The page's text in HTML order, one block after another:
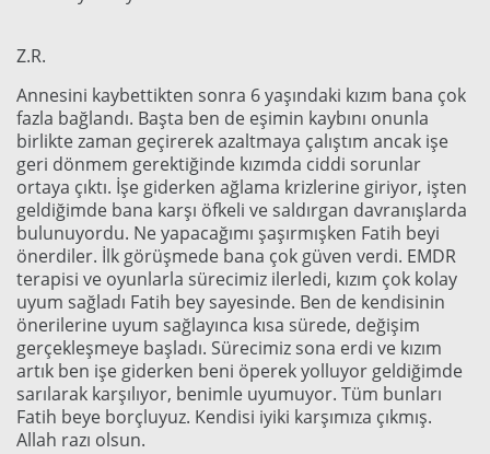
Z.R.
Annesini kaybettikten sonra 6 yaşındaki kızım bana çok
fazla bağlandı. Başta ben de eşimin kaybını onunla
birlikte zaman geçirerek azaltmaya çalıştım ancak işe
geri dönmem gerektiğinde kızımda ciddi sorunlar
ortaya çıktı. İşe giderken ağlama krizlerine giriyor, işten
geldiğimde bana karşı öfkeli ve saldırgan davranışlarda
bulunuyordu. Ne yapacağımı şaşırmışken Fatih beyi
önerdiler. İlk görüşmede bana çok güven verdi. EMDR
terapisi ve oyunlarla sürecimiz ilerledi, kızım çok kolay
uyum sağladı Fatih bey sayesinde. Ben de kendisinin
önerilerine uyum sağlayınca kısa sürede, değişim
gerçekleşmeye başladı. Sürecimiz sona erdi ve kızım
artık ben işe giderken beni öperek yolluyor geldiğimde
sarılarak karşılıyor, benimle uyumuyor. Tüm bunları
Fatih beye borçluyuz. Kendisi iyiki karşımıza çıkmış.
Allah razı olsun.